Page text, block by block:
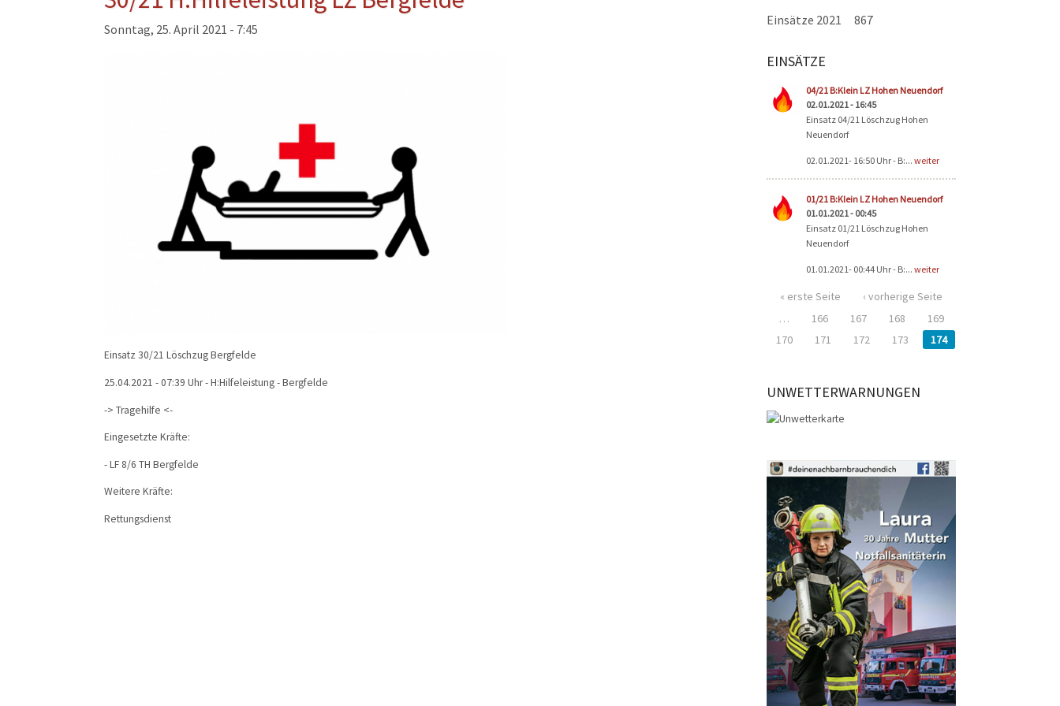
Sonntag, 25. April 2021 - 7:45
Einsatz 30/21 Löschzug Bergfelde
25.04.2021 - 07:39 Uhr - H:Hilfeleistung - Bergfelde
-> Tragehilfe <-
Eingesetzte Kräfte:
- LF 8/6 TH Bergfelde
Weitere Kräfte:
Rettungsdienst
Einsätze 2021 867
EINSÄTZE
04/21 B:Klein LZ Hohen Neuendorf
02.01.2021 - 16:45
Einsatz 04/21 Löschzug Hohen
Neuendorf
02.01.2021- 16:50 Uhr - B:... weiter
01/21 B:Klein LZ Hohen Neuendorf
01.01.2021 - 00:45
Einsatz 01/21 Löschzug Hohen
Neuendorf
01.01.2021- 00:44 Uhr - B:... weiter
Seiten
« erste Seite
‹ vorherige Seite
…
166 167 168
169
170
171 172 173 174
UNWETTERWARNUNGEN